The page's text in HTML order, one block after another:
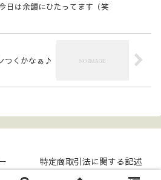
日は余韻にひたってます（笑
つくかなぁ♪
特定商取引法に関する記述